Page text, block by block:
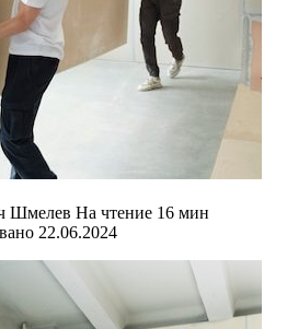
Шмелев На чтение 16 мин
22.06.2024